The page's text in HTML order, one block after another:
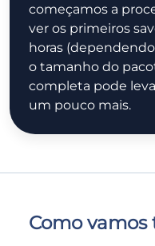
começamos a
ver os primeiros
horas
o tamanho do
completa pode
um pouco mais.
Como